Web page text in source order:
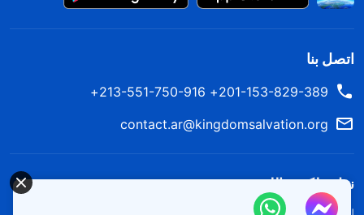
اتصل بنا
201-153-829-389+ 213-551-750-916+
contact.ar@kingdomsalvation.org
نزل ملكوت الله.